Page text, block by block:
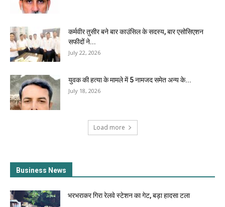
कर्मवीर तुसीर बने बार काउंसिल के सदस्य, बार एसोसिएशन
सफीदों ने...
July 22, 2026
युवक की हत्या के मामले में 5 नामजद समेत अन्य के...
July 18, 2026
Load more
Business News
भरभराकर गिरा रेलवे स्टेशन का गेट, बड़ा हादसा टला